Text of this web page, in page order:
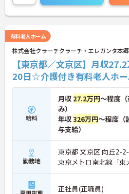
有料老人ホーム
株式会社クラーチクラーチ・エレガンタ本郷
【東京都／文京区】月収
20日☆介護付き有料老人ホ
給料
月収 27.2万円～程度
み）
年収326万円～程度（
与支給）
勤務地
東京都 文京区 向丘2-
東京メトロ南北線「東
正社員(正職員)